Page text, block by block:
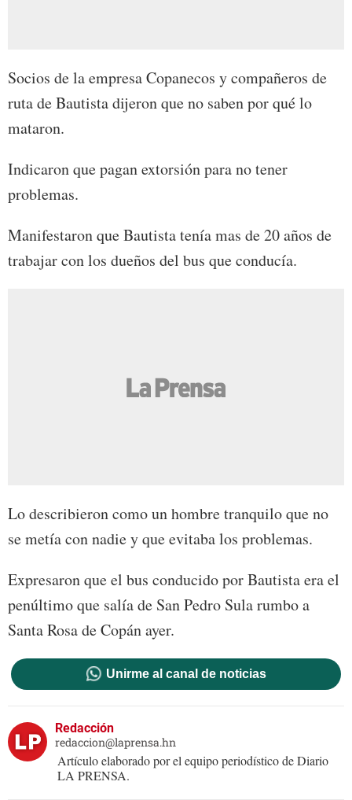
Socios de la empresa Copanecos y compañeros de
ruta de Bautista dijeron que no saben por qué lo
mataron.
Indicaron que pagan extorsión para no tener
problemas.
Manifestaron que Bautista tenía mas de 20 años de
trabajar con los dueños del bus que conducía.
Lo describieron como un hombre tranquilo que no
se metía con nadie y que evitaba los problemas.
Expresaron que el bus conducido por Bautista era el
penúltimo que salía de San Pedro Sula rumbo a
Santa Rosa de Copán ayer.
Unirme al canal de noticias
Redacción
redaccion@laprensa.hn
Artículo elaborado por el equipo periodístico de Diario
LA PRENSA.